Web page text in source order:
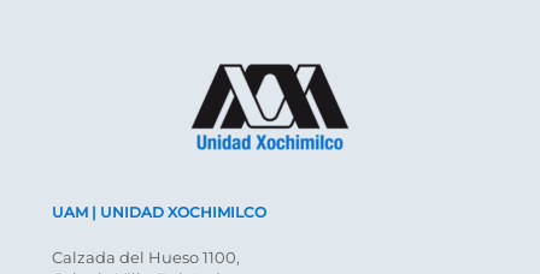
UAM | UNIDAD XOCHIMILCO
Calzada del Hueso 1100,